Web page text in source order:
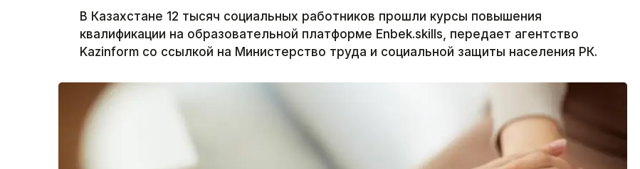
В Казахстане 12 тысяч социальных работников прошли курсы повышения
квалификации на образовательной платформе Enbek.skills, передает агентство
Kazinform со ссылкой на Министерство труда и социальной защиты населения РК.